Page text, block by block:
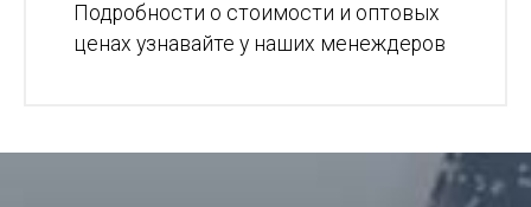
Подробности о стоимости и оптовых
ценах узнавайте у наших менеждеров